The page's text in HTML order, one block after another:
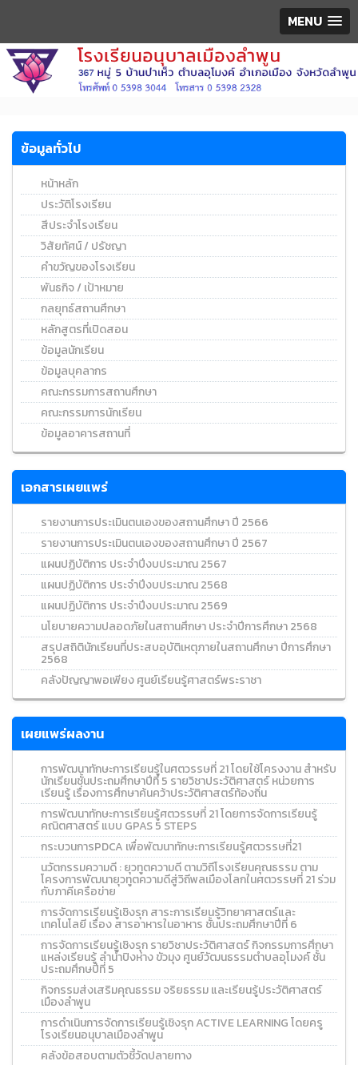
MENU
ข้อมูลทั่วไป
หน้าหลัก
ประวัติโรงเรียน
สีประจำโรงเรียน
วิสัยทัศน์ / ปรัชญา
คำขวัญของโรงเรียน
พันธกิจ / เป้าหมาย
กลยุทธ์สถานศึกษา
หลักสูตรที่เปิดสอน
ข้อมูลนักเรียน
ข้อมูลบุคลากร
คณะกรรมการสถานศึกษา
คณะกรรมการนักเรียน
ข้อมูลอาคารสถานที่
เอกสารเผยแพร่
รายงานการประเมินตนเองของสถานศึกษา ปี 2566
รายงานการประเมินตนเองของสถานศึกษา ปี 2567
แผนปฏิบัติการ ประจำปีงบประมาณ 2567
แผนปฏิบัติการ ประจำปีงบประมาณ 2568
แผนปฏิบัติการ ประจำปีงบประมาณ 2569
นโยบายความปลอดภัยในสถานศึกษา ประจำปีการศึกษา 2568
สรุปสถิตินักเรียนที่ประสบอุบัติเหตุภายในสถานศึกษา ปีการศึกษา
2568
คลังปัญญาพอเพียง ศูนย์เรียนรู้ศาสตร์พระราชา
เผยแพร่ผลงาน
การพัฒนาทักษะการเรียนรู้ในศตวรรษที่ 21 โดยใช้โครงงาน สำหรับ
นักเรียนชั้นประถมศึกษาปีที่ 5 รายวิชาประวัติศาสตร์ หน่วยการ
เรียนรู้ เรื่องการศึกษาค้นคว้าประวัติศาสตร์ท้องถิ่น
การพัฒนาทักษะการเรียนรู้ศตวรรษที่ 21 โดยการจัดการเรียนรู้
คณิตศาสตร์ แบบ GPAS 5 STEPS
กระบวนการPDCA เพื่อพัฒนาทักษะการเรียนรู้ศตวรรษที่21
นวัตกรรมความดี : ยุวทูตความดี ตามวิถีโรงเรียนคุณธรรม ตาม
โครงการพัฒนายุวทูตความดีสู่วิถีพลเมืองโลกในศตวรรษที่ 21 ร่วม
กับภาคีเครือข่าย
การจัดการเรียนรู้เชิงรุก สาระการเรียนรู้วิทยาศาสตร์และ
เทคโนโลยี เรื่อง สารอาหารในอาหาร ชั้นประถมศึกษาปีที่ 6
การจัดการเรียนรู้เชิงรุก รายวิชาประวัติศาสตร์ กิจกรรมการศึกษา
แหล่งเรียนรู้ ลำน้ำปิงห่าง ขัวมุง ศูนย์วัฒนธรรมตำบลอุโมงค์ ชั้น
ประถมศึกษปีที่ 5
กิจกรรมส่งเสริมคุณธรรม จริยธรรม และเรียนรู้ประวัติศาสตร์
เมืองลำพูน
การดำเนินการจัดการเรียนรู้เชิงรุก ACTIVE LEARNING โดยครู
โรงเรียนอนุบาลเมืองลำพูน
คลังข้อสอบตามตัวชี้วัดปลายทาง